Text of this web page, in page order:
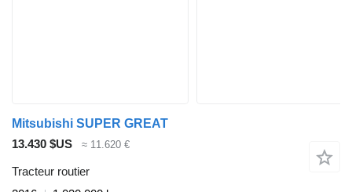
Mitsubishi SUPER GREAT
13.430 $US
≈ 11.620 €
Tracteur routier